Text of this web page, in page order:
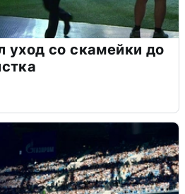
уход со скамейки до